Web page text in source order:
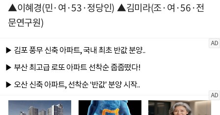
▲이혜경(민·여·53·정당인) ▲김미라(조·여·56·전
문연구원)